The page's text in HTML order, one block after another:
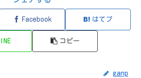
Facebook はてブ
コピー
ganp